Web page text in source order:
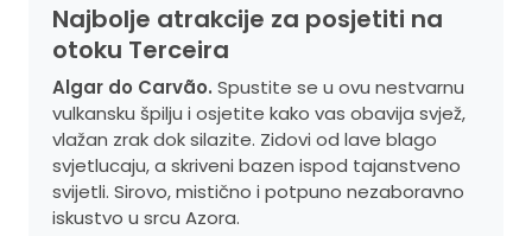
Najbolje atrakcije za posjetiti na
otoku Terceira
Algar do Carvão. Spustite se u ovu nestvarnu
vulkansku špilju i osjetite kako vas obavija svjež,
vlažan zrak dok silazite. Zidovi od lave blago
svjetlucaju, a skriveni bazen ispod tajanstveno
svijetli. Sirovo, mistično i potpuno nezaboravno
iskustvo u srcu Azora.